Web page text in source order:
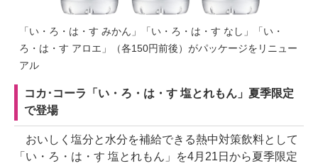
「い・ろ・は・す みかん」「い・ろ・は・す なし」「い・
ろ・は・す アロエ」（各150円前後）がパッケージをリニュー
アル
コカ･コーラ「い・ろ・は・す 塩とれもん」夏季限定
で登場
おいしく塩分と水分を補給できる熱中対策飲料として
「い・ろ・は・す 塩とれもん」を4月21日から夏季限定